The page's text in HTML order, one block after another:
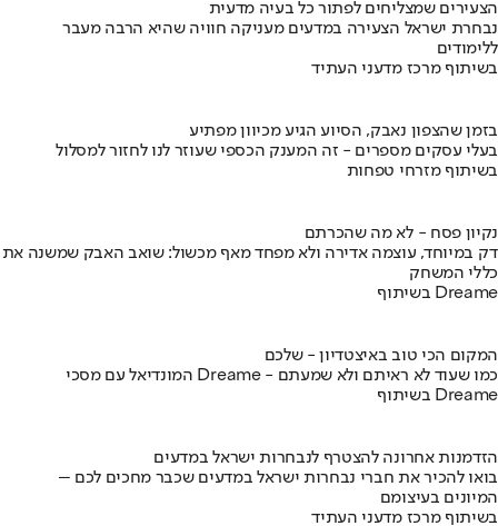
הצעירים שמצליחים לפתור כל בעיה מדעית
נבחרת ישראל הצעירה במדעים מעניקה חוויה שהיא הרבה מעבר
ללימודים
בשיתוף מרכז מדעני העתיד
בזמן שהצפון נאבק, הסיוע הגיע מכיוון מפתיע
בעלי עסקים מספרים - זה המענק הכספי שעוזר לנו לחזור למסלול
בשיתוף מזרחי טפחות
נקיון פסח - לא מה שהכרתם
דק במיוחד, עוצמה אדירה ולא מפחד מאף מכשול: שואב האבק שמשנה את
כללי המשחק
בשיתוף Dreame
המקום הכי טוב באיצטדיון - שלכם
המונדיאל עם מסכי Dreame - כמו שעוד לא ראיתם ולא שמעתם
בשיתוף Dreame
הזדמנות אחרונה להצטרף לנבחרות ישראל במדעים
בואו להכיר את חברי נבחרות ישראל במדעים שכבר מחכים לכם –
המיונים בעיצומם
בשיתוף מרכז מדעני העתיד